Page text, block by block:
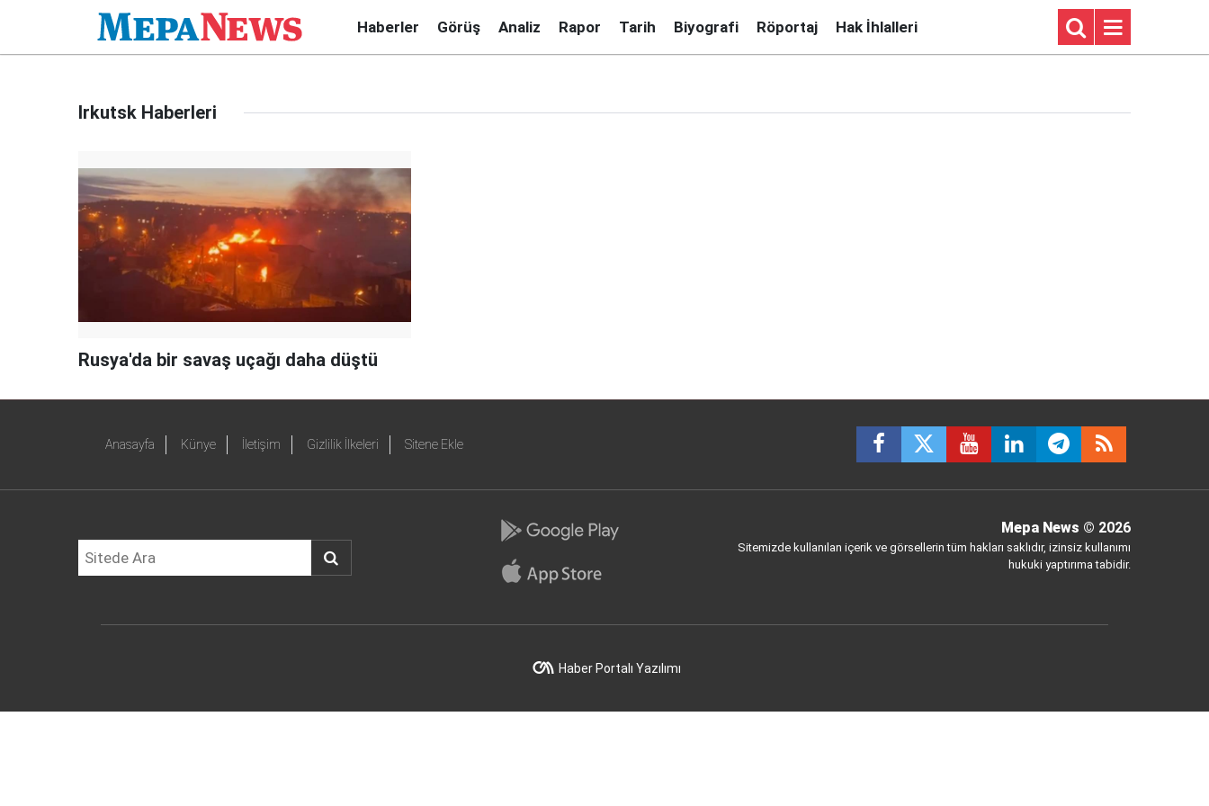
Haberler Görüş Analiz Rapor Tarih Biyografi Röportaj Hak İhlalleri
Irkutsk Haberleri
Rusya'da bir savaş uçağı daha düştü
Anasayfa Künye İletişim Gizlilik İlkeleri Sitene Ekle
Mepa News © 2026
Sitemizde kullanılan içerik ve görsellerin tüm hakları saklıdır, izinsiz kullanımı
hukuki yaptırıma tabidir.
Haber Portalı Yazılımı